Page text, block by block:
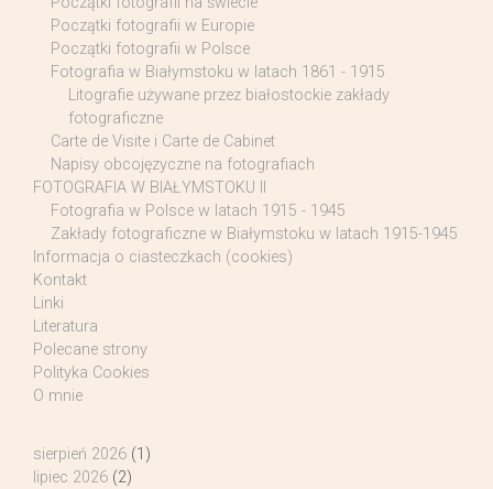
Początki fotografii w Europie
Początki fotografii w Polsce
Fotografia w Białymstoku w latach 1861 - 1915
Litografie używane przez białostockie zakłady
fotograficzne
Carte de Visite i Carte de Cabinet
Napisy obcojęzyczne na fotografiach
FOTOGRAFIA W BIAŁYMSTOKU II
Fotografia w Polsce w latach 1915 - 1945
Zakłady fotograficzne w Białymstoku w latach 1915-1945
Informacja o ciasteczkach (cookies)
Kontakt
Linki
Literatura
Polecane strony
Polityka Cookies
O mnie
sierpień 2026 (1)
lipiec 2026 (2)